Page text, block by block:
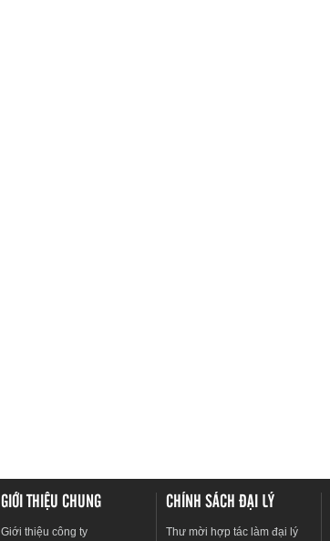
GIỚI THIỆU CHUNG
Giới thiệu công ty
CHÍNH SÁCH ĐẠI LÝ
Thư mời hợp tác làm đại lý